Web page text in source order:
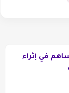
في إثراء